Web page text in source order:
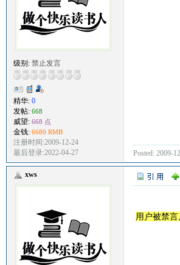
级别: 禁止发言
精华: 0
发帖: 668
威望: 668 点
金钱: 6680 RMB
注册时间:2009-12-24
最后登录:2022-04-27
Posted: 2009-
xws
用户被禁